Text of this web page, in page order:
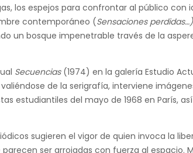
los espejos para confrontar al público con
contemporáneo (Sensaciones perdidas…)
un bosque impenetrable través de la
Secuencias(1974) en la galería Estudio
de la serigrafía, interviene
estudiantiles del mayo de 1968 en París,
sugieren el vigor de quien invoca la
ser arrojadas con fuerza al espacio.